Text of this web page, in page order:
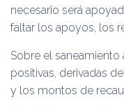
necesario será
faltar los apoyos, los
Sobre el saneamiento
positivas, derivadas
y los montos de